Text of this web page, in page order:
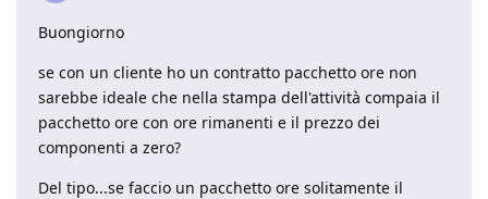
Buongiorno
se con un cliente ho un contratto pacchetto ore non
sarebbe ideale che nella stampa dell'attività compaia il
pacchetto ore con ore rimanenti e il prezzo dei
componenti a zero?
Del tipo...se faccio un pacchetto ore solitamente il